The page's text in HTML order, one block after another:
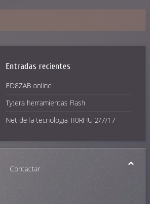
Entradas recientes
ED8ZAB online
Tytera herramientas Flash
Net de la tecnologia TI0RHU 2/7/17
Contactar